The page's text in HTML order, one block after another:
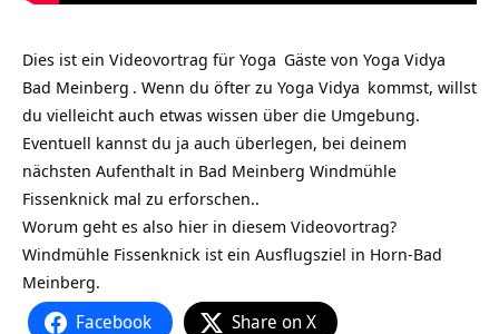
Dies ist ein Videovortrag für Yoga Gäste von Yoga Vidya
Bad Meinberg . Wenn du öfter zu Yoga Vidya kommst, willst
du vielleicht auch etwas wissen über die Umgebung.
Eventuell kannst du ja auch überlegen, bei deinem
nächsten Aufenthalt in Bad Meinberg Windmühle
Fissenknick‏‎ mal zu erforschen..
Worum geht es also hier in diesem Videovortrag?
Windmühle Fissenknick‏‎ ist ein Ausflugsziel in Horn-Bad
Meinberg.
Facebook Share on X